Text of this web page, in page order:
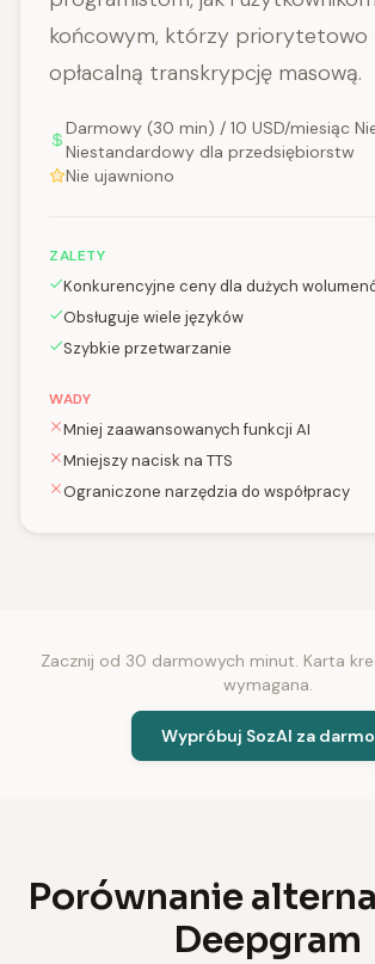
końcowym, którzy priorytetowo
opłacalną transkrypcję masową.
Darmowy (30 min) / 10 USD/miesiąc
Niestandardowy dla przedsiębiorstw
Nie ujawniono
ZALETY
Konkurencyjne ceny dla dużych
Obsługuje wiele języków
Szybkie przetwarzanie
WADY
Mniej zaawansowanych funkcji AI
Mniejszy nacisk na TTS
Ograniczone narzędzia do współpracy
Zacznij od 30 darmowych minut. Karta
wymagana.
Wypróbuj SozAI za darmo
Porównanie
Deepgram